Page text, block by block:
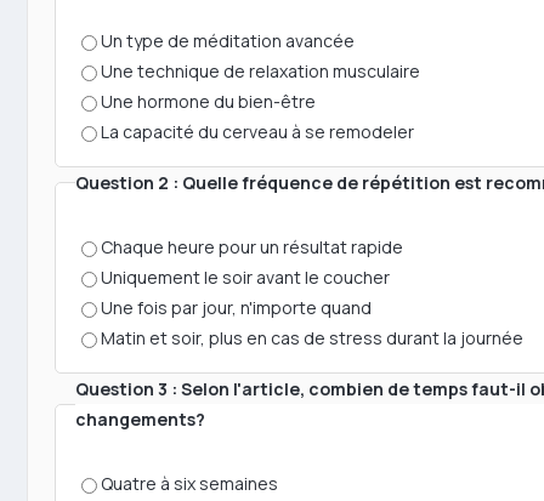
Un type de méditation avancée
Une technique de relaxation musculaire
Une hormone du bien-être
La capacité du cerveau à se remodeler
Question 2 : Quelle fréquence de répétition est
Chaque heure pour un résultat rapide
Uniquement le soir avant le coucher
Une fois par jour, n'importe quand
Matin et soir, plus en cas de stress durant la journée
Question 3 : Selon l'article, combien de temps faut-il
changements?
Quatre à six semaines